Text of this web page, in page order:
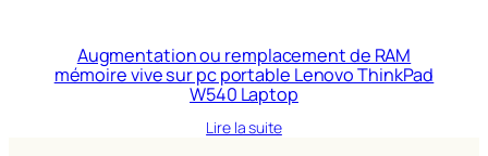
Augmentation ou remplacement de RAM
mémoire vive sur pc portable Lenovo ThinkPad
W540 Laptop
Lire la suite